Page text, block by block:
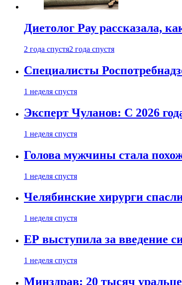
Диетолог Рау рассказала,
2 года спустя2 года спустя
Специалисты
1 неделя спустя
Эксперт Чуланов: С 2026
1 неделя спустя
Голова мужчины стала
1 неделя спустя
Челябинские хирурги
1 неделя спустя
ЕР выступила за введение
1 неделя спустя
Минздрав: 20 тысяч